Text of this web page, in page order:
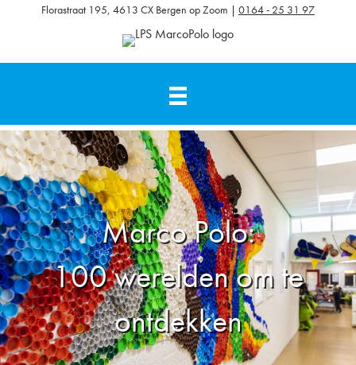
Florastraat 195, 4613 CX Bergen op Zoom | 0164 - 25 31 97
Marco Polo:
100 werelden om te
ontdekken